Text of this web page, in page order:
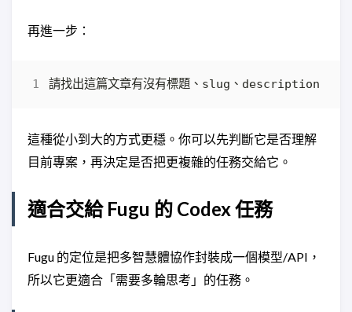
再進一步：
這種從小到大的方式更穩。你可以先判斷它是否理解
目前專案，再決定是否把更複雜的任務交給它。
適合交給 Fugu 的 Codex 任務
Fugu 的定位是把多智慧體協作封裝成一個模型/API，
所以它更適合「需要多輪思考」的任務。